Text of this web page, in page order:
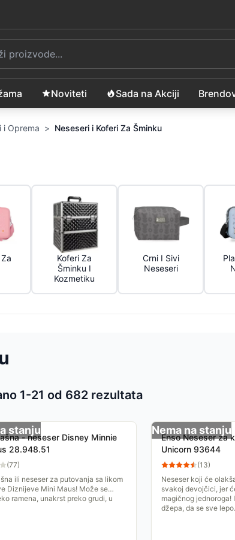
Noviteti Sada na Akciji
i Oprema > Neseseri i Koferi Za Šminku
Koferi Za
Šminku I
Kozmetiku
Crni I Sivi
Neseseri
1-21 od 682 rezultata
proizvoda
stanju
- neseser Disney Minnie
28.948.51
(77)
ili neseser za putovanja sa likom
Diznijeve Mini Maus! Može se
ramena, unakrst preko grudi, u
Nema na stanju
Enso Neseser za
Unicorn 93644
(13)
Neseser koji će
svakoj devojčici, jer
magičnog jednoroga!
džepa, da se sve